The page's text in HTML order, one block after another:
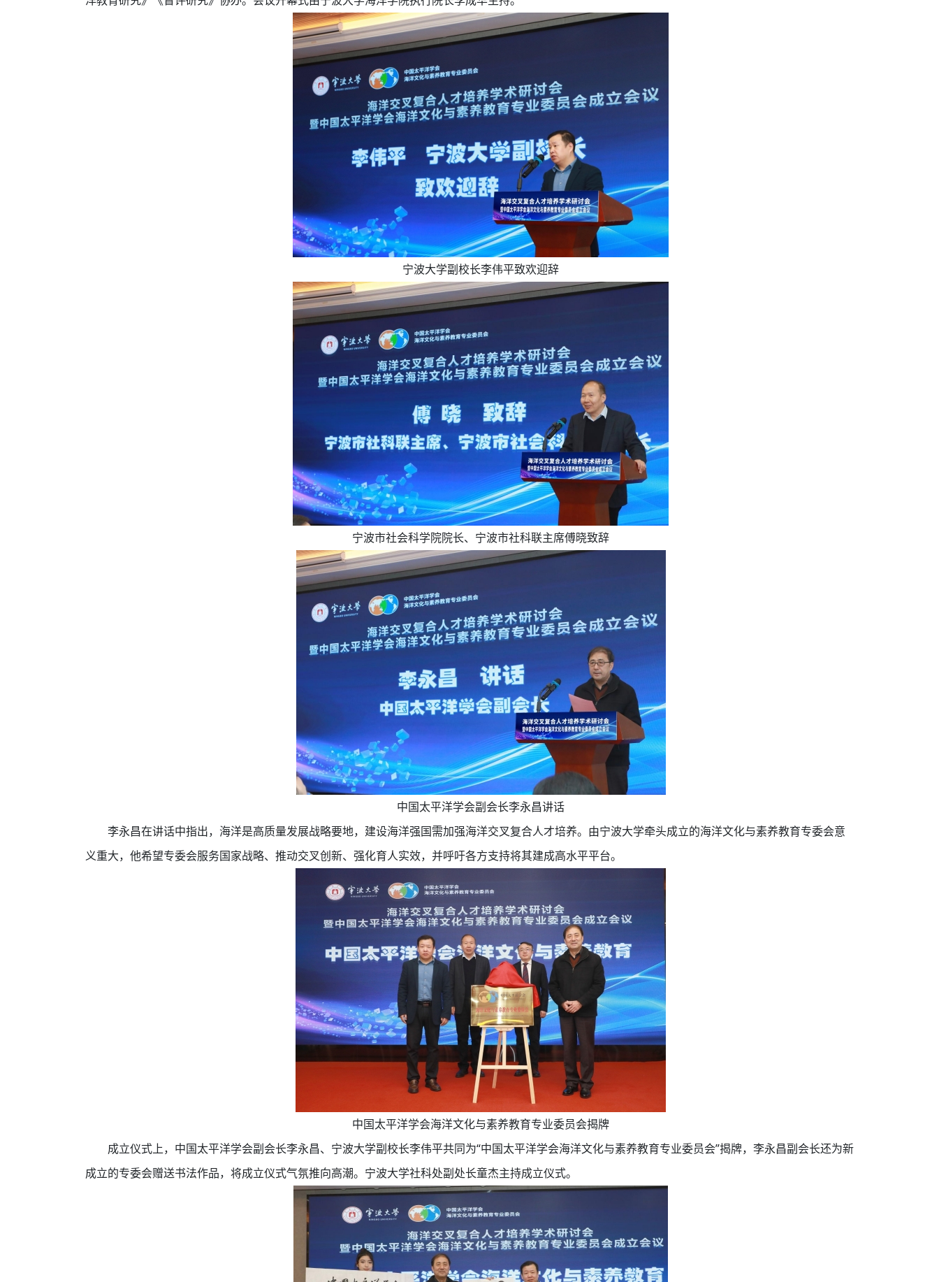
宁波大学副校长李伟平致欢迎辞
宁波市社会科学院院长、宁波市社科联主席傅晓致辞
中国太平洋学会副会长李永昌讲话
李永昌在讲话中指出，海洋是高质量发展战略要地，建设海洋强国需加强海洋交叉复合人才培养。由宁波大学牵头成立的海洋文化与素养教育专委会意
义重大，他希望专委会服务国家战略、推动交叉创新、强化育人实效，并呼吁各方支持将其建成高水平平台。
中国太平洋学会海洋文化与素养教育专业委员会揭牌
成立仪式上，中国太平洋学会副会长李永昌、宁波大学副校长李伟平共同为“中国太平洋学会海洋文化与素养教育专业委员会”揭牌，李永昌副会长还为新
成立的专委会赠送书法作品，将成立仪式气氛推向高潮。宁波大学社科处副处长童杰主持成立仪式。